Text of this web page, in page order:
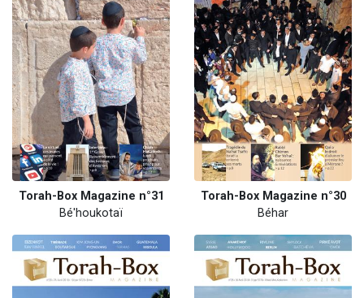
Torah-Box Magazine n°31
Bé'houkotaï
Torah-Box Magazine n°30
Béhar